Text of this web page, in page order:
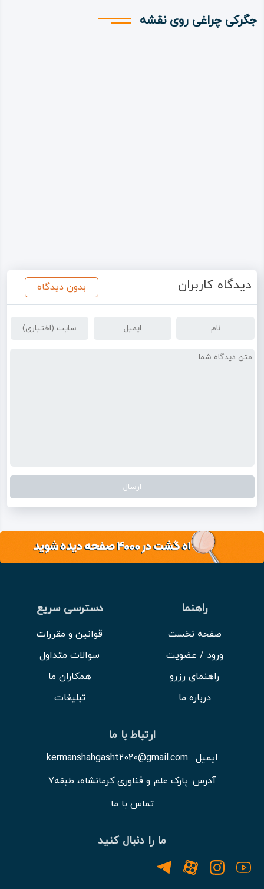
جگرکی چراغی روی نقشه
دیدگاه کاربران بدون دیدگاه
راهنما
صفحه نخست
ورود / عضویت
راهنمای رزرو
درباره ما
دسترسی سریع
قوانین و مقررات
سوالات متداول
همکاران ما
تبلیغات
ارتباط با ما
ایمیل : kermanshahgasht2020@gmail.com
آدرس: پارک علم و فناوری کرمانشاه، طبقه7
تماس با ما
ما را دنبال کنید